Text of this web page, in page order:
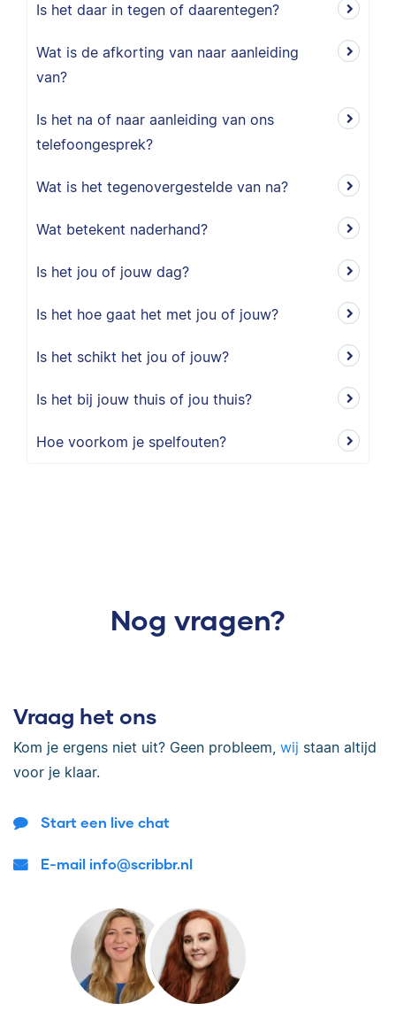
Is het daar in tegen of daarentegen?
Wat is de afkorting van naar aanleiding
van?
Is het na of naar aanleiding van ons
telefoongesprek?
Wat is het tegenovergestelde van na?
Wat betekent naderhand?
Is het jou of jouw dag?
Is het hoe gaat het met jou of jouw?
Is het schikt het jou of jouw?
Is het bij jouw thuis of jou thuis?
Hoe voorkom je spelfouten?
Nog vragen?
Vraag het ons
Kom je ergens niet uit? Geen probleem, wij staan altijd
voor je klaar.
Start een live chat
E-mail info@scribbr.nl